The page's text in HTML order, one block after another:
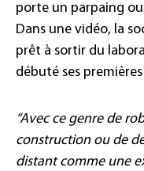
porte un parpaing ou
Dans une vidéo, la
prêt à sortir du
débuté ses
“Avec ce genre de
construction ou de
distant comme une